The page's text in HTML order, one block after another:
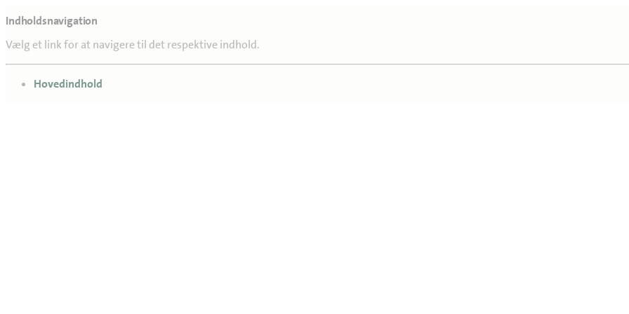
Indholdsnavigation
Vælg et link for at navigere til det respektive indhold.
gå til
Hovedindhold